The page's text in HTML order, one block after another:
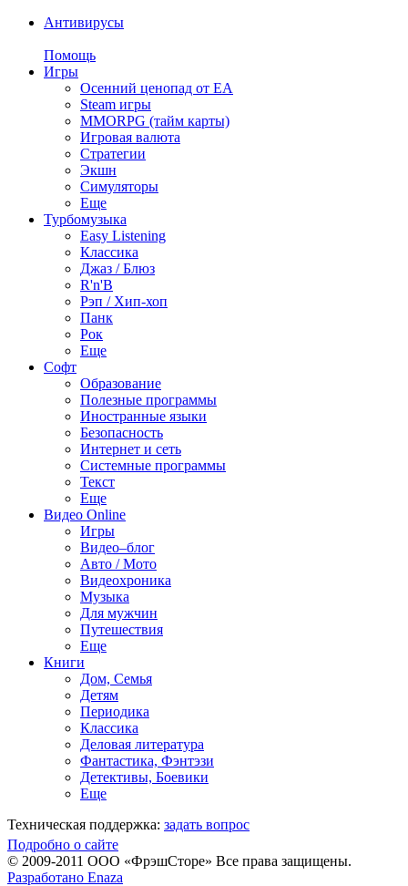
Антивирусы
Помощь
Игры
Осенний ценопад от EA
Steam игры
MMORPG (тайм карты)
Игровая валюта
Стратегии
Экшн
Симуляторы
Еще
Турбомузыка
Easy Listening
Классика
Джаз / Блюз
R'n'B
Рэп / Хип-хоп
Панк
Рок
Еще
Софт
Образование
Полезные программы
Иностранные языки
Безопасность
Интернет и сеть
Системные программы
Текст
Еще
Видео Online
Игры
Видео–блог
Авто / Мото
Видеохроника
Музыка
Для мужчин
Путешествия
Еще
Книги
Дом, Семья
Детям
Периодика
Классика
Деловая литература
Фантастика, Фэнтэзи
Детективы, Боевики
Еще
Техническая поддержка: задать вопрос
Подробно о сайте
© 2009-2011 ООО «ФрэшСторе» Все права защищены.
Разработано Enaza